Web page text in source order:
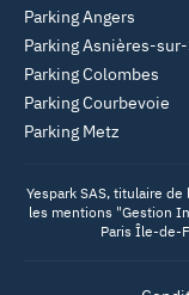
Parking Angers
Parking Asnières-
Parking Colombes
Parking Courbevoie
Parking Metz
Yespark SAS, titulaire
les mentions "Gestion
Paris Île-de-